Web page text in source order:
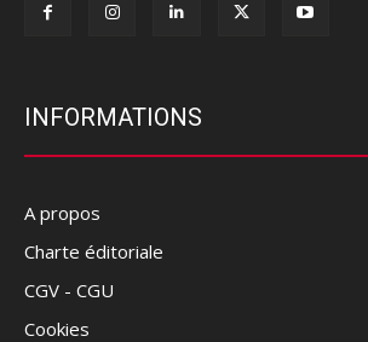
INFORMATIONS
A propos
Charte éditoriale
CGV - CGU
Cookies